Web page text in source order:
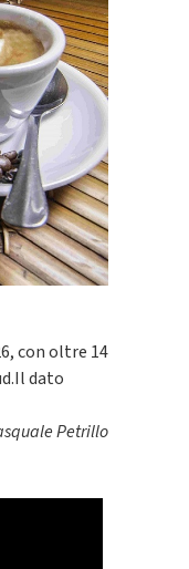
con oltre 14
dato
Petrillo